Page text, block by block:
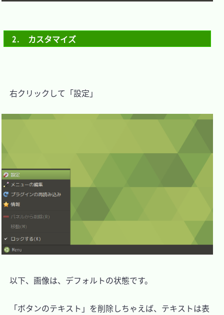
2.　カスタマイズ
右クリックして「設定」
以下、画像は、デフォルトの状態です。
「ボタンのテキスト」を削除しちゃえば、テキストは表